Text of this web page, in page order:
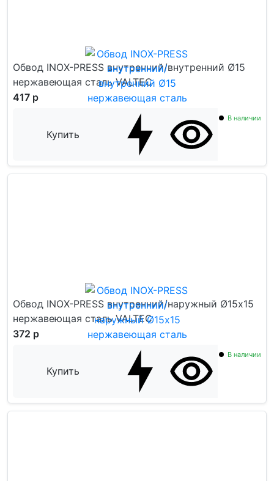
Обвод INOX-PRESS внутренний/внутренний Ø15
нержавеющая сталь VALTEC
417 р
Купить
В наличии
Обвод INOX-PRESS внутренний/наружный Ø15х15
нержавеющая сталь VALTEC
372 р
Купить
В наличии